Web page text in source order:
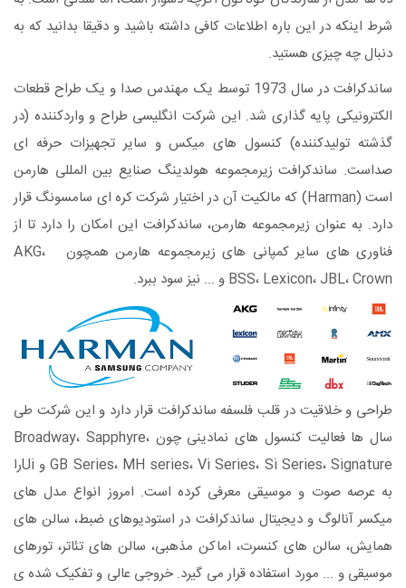
شرط اینکه در این باره اطلاعات کافی داشته باشید و دقیقا بدانید که به
دنبال چه چیزی هستید.
ساندکرافت در سال 1973 توسط یک مهندس صدا و یک طراح قطعات
الکترونیکی پایه گذاری شد. این شرکت انگلیسی طراح و واردکننده (در
گذشته تولیدکننده) کنسول های میکس و سایر تجهیزات حرفه ای
صداست. ساندکرافت زیرمجموعه هولدینگ صنایع بین المللی هارمن
است (Harman) که مالکیت آن در اختیار شرکت کره ای سامسونگ قرار
دارد. به عنوان زیرمجموعه هارمن، ساندکرافت این امکان را دارد تا از
فناوری های سایر کمپانی های زیرمجموعه هارمن همچون AKG،
BSS، Lexicon، JBL، Crown و ... نیز سود ببرد.
طراحی و خلاقیت در قلب فلسفه ساندکرافت قرار دارد و این شرکت طی
سال ها فعالیت کنسول های نمادینی چون Broadway، Sapphyre،
GB Series، MH series، Vi Series، Si Series، Signature و Uiرا
به عرصه صوت و موسیقی معرفی کرده است. امروز انواع مدل های
میکسر آنالوگ و دیجیتال ساندکرافت در استودیوهای ضبط، سالن های
همایش، سالن های کنسرت، اماکن مذهبی، سالن های تئاتر، تورهای
موسیقی و ... مورد استفاده قرار می گیرد. خروجی عالی و تفکیک شده ی